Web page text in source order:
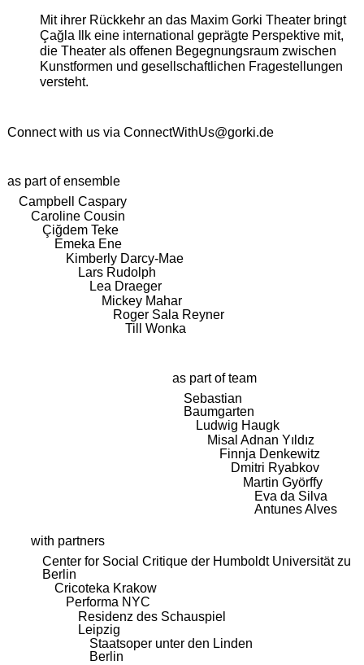
Mit ihrer Rückkehr an das Maxim Gorki Theater bringt
Çağla Ilk eine international geprägte Perspektive mit,
die Theater als offenen Begegnungsraum zwischen
Kunstformen und gesellschaftlichen Fragestellungen
versteht.
Connect with us via ConnectWithUs@gorki.de
as part of ensemble
Campbell Caspary
Caroline Cousin
Çiğdem Teke
Emeka Ene
Kimberly Darcy-Mae
Lars Rudolph
Lea Draeger
Mickey Mahar
Roger Sala Reyner
Till Wonka
as part of team
Sebastian
Baumgarten
Ludwig Haugk
Misal Adnan Yıldız
Finnja Denkewitz
Dmitri Ryabkov
Martin Györffy
Eva da Silva
Antunes Alves
with partners
Center for Social Critique der Humboldt Universität zu
Berlin
Cricoteka Krakow
Performa NYC
Residenz des Schauspiel
Leipzig
Staatsoper unter den Linden
Berlin